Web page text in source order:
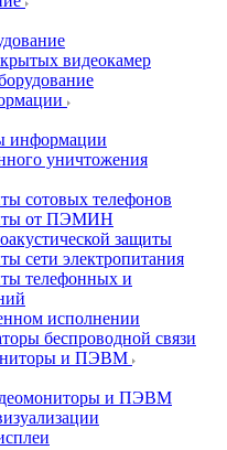
видеокамер
информации
уничтожения
сотовых телефонов
от ПЭМИН
защиты
сети электропитания
телефонных и
исполнении
беспроводной связи
и ПЭВМ
и ПЭВМ